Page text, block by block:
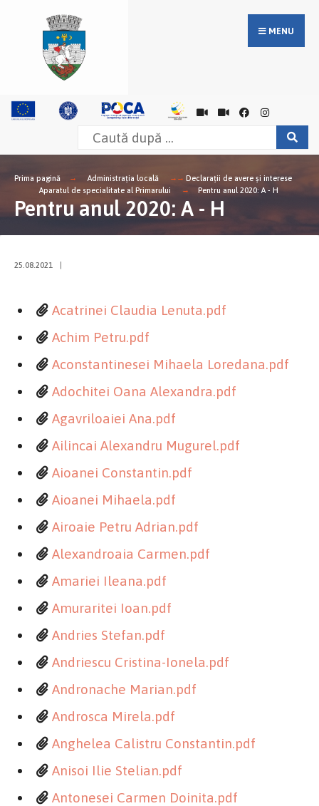
MENU
Prima pagină Administrația locală
Declarații de avere și interese
Aparatul de specialitate al Primarului
Pentru anul 2020: A - H
Pentru anul 2020: A - H
25.08.2021
Acatrinei Claudia Lenuta.pdf
Achim Petru.pdf
Aconstantinesei Mihaela Loredana.pdf
Adochitei Oana Alexandra.pdf
Agavriloaiei Ana.pdf
Ailincai Alexandru Mugurel.pdf
Aioanei Constantin.pdf
Aioanei Mihaela.pdf
Airoaie Petru Adrian.pdf
Alexandroaia Carmen.pdf
Amariei Ileana.pdf
Amuraritei Ioan.pdf
Andries Stefan.pdf
Andriescu Cristina-Ionela.pdf
Andronache Marian.pdf
Androsca Mirela.pdf
Anghelea Calistru Constantin.pdf
Anisoi Ilie Stelian.pdf
Antonesei Carmen Doinita.pdf